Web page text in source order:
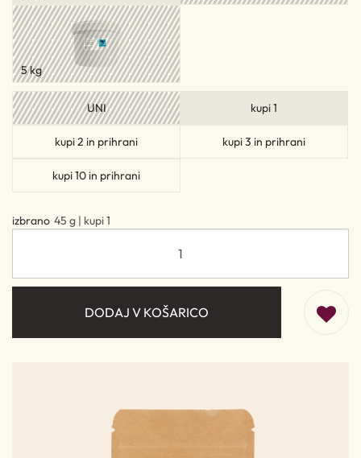
5 kg
UNI kupi 1
kupi 2 in prihrani kupi 3 in prihrani
kupi 10 in prihrani
izbrano 45 g | kupi 1
DODAJ V KOŠARICO